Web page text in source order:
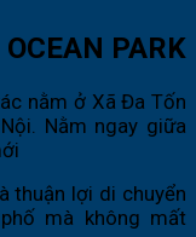
PARK
nằm ở Xã Đa Tốn
Nằm ngay giữa
thuận lợi di chuyển
mà không mất